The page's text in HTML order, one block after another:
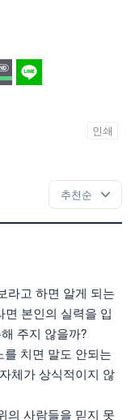
인쇄
라고 하면 알게 되는
면 본인의 실력을 입
주지 않을까?
치면 말도 안되는
체가 상식적이지 않
의 사람들을 믿지 못